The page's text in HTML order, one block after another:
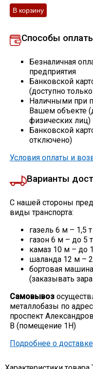
Способы
Безналичная
предприятия
Банковской
(доступно
Наличными при
Вашем объекте
физических лиц)
Банковской
отключено)
Условия оплаты и
Варианты
С нашей стороны
виды транспорта:
газель 6 м – 1,5 т
газон 6 м – до 5 т
камаз 10 м – до
шаланда 12 м –
бортовая
(заказывать
Самовывоз
металлобазы по
проспект
В (помещение 1Н)
Подробнее о доставке